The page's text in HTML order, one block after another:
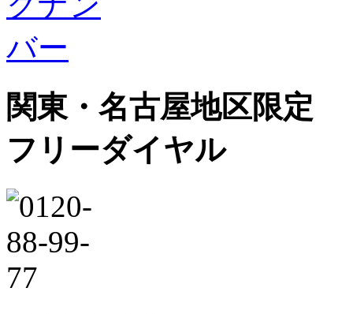
関東・名古屋地区限定
フリーダイヤル